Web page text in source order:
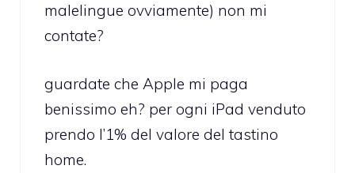
malelingue ovviamente) non mi
contate?
guardate che Apple mi paga
benissimo eh? per ogni iPad venduto
prendo l’1% del valore del tastino
home.